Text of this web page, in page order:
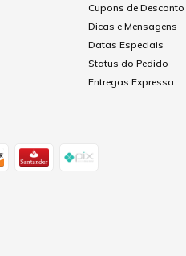
Cupons de Desconto
Dicas e Mensagens
Datas Especiais
Status do Pedido
Entregas Expressa